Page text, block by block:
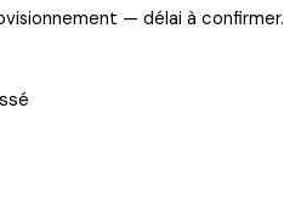
— délai à confirmer.